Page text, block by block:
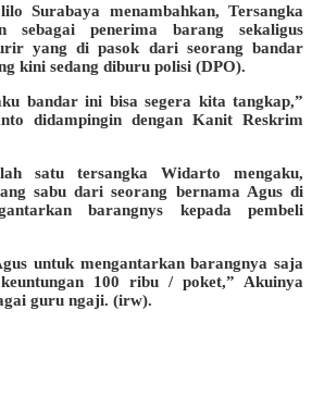
Surabaya menambahkan, Tersangka
sebagai penerima barang sekaligus
yang di pasok dari seorang bandar
kini sedang diburu polisi (DPO).
bandar ini bisa segera kita tangkap,”
didampingin dengan Kanit Reskrim
satu tersangka Widarto mengaku,
sabu dari seorang bernama Agus di
barangnys kepada pembeli
untuk mengantarkan barangnya saja
100 ribu / poket,” Akuinya
guru ngaji. (irw).